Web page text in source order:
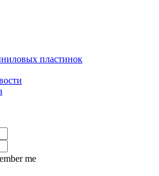
пластинок
me